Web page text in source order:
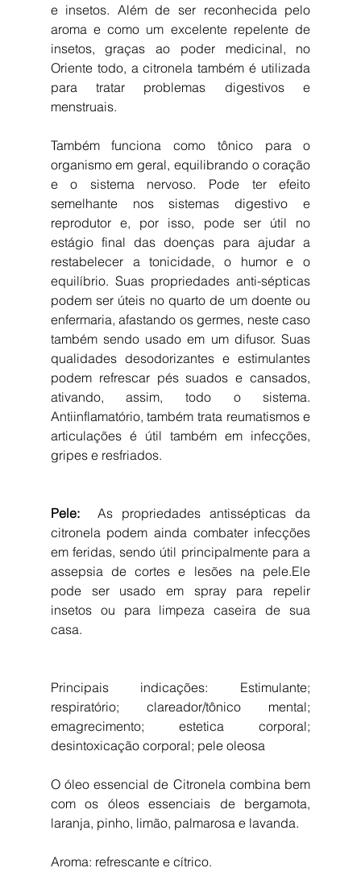
e insetos. Além de ser reconhecida pelo
aroma e como um excelente repelente de
insetos, graças ao poder medicinal, no
Oriente todo, a citronela também é utilizada
para tratar problemas digestivos e
menstruais.
Também funciona como tônico para o
organismo em geral, equilibrando o coração
e o sistema nervoso. Pode ter efeito
semelhante nos sistemas digestivo e
reprodutor e, por isso, pode ser útil no
estágio final das doenças para ajudar a
restabelecer a tonicidade, o humor e o
equilíbrio. Suas propriedades anti-sépticas
podem ser úteis no quarto de um doente ou
enfermaria, afastando os germes, neste caso
também sendo usado em um difusor. Suas
qualidades desodorizantes e estimulantes
podem refrescar pés suados e cansados,
ativando, assim, todo o sistema.
Antiinflamatório, também trata reumatismos e
articulações é útil também em infecções,
gripes e resfriados.
Pele:
As propriedades antissépticas da
citronela podem ainda combater infecções
em feridas, sendo útil principalmente para a
assepsia de cortes e lesões na pele.Ele
pode ser usado em spray para repelir
insetos ou para limpeza caseira de sua
casa.
Principais indicações: Estimulante;
respiratório; clareador/tônico mental;
emagrecimento; estetica corporal;
desintoxicação corporal; pele oleosa
O óleo essencial de Citronela combina bem
com os óleos essenciais de bergamota,
laranja, pinho, limão, palmarosa e lavanda.
Aroma: refrescante e cítrico.